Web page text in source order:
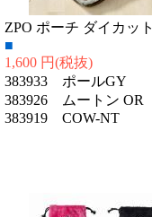
ZPO ポーチ ダイカット
■
1,600 円(税抜)
383933 ポールGY
383926 ムートン OR
383919 COW-NT